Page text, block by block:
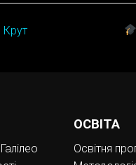
Крут
ОСВІТА
Освітня